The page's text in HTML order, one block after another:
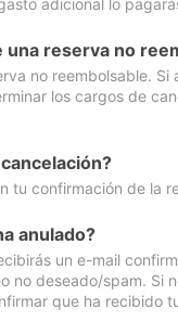
adicional lo
una reserva no
no reembolsable.
los cargos de
tu confirmación de la
anulado?
un e-mail
deseado/spam. Si
que ha recibido